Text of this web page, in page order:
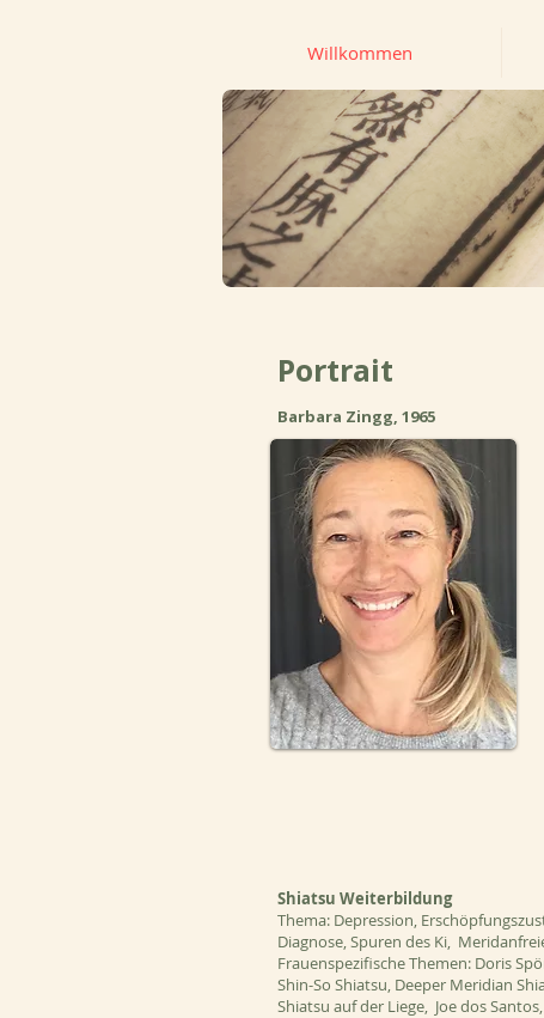
Willkommen
Portrait
Barbara Zingg, 1965
Shiatsu Weiterbildung
Thema: Depression,
Diagnose, Spuren des Ki,
Frauenspezifische Themen: Doris
Shin-So Shiatsu, Deeper Meridian
Shiatsu auf der Liege, Joe dos